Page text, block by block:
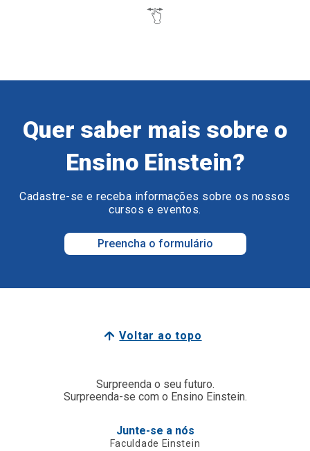
Quer saber mais sobre o
Ensino Einstein?
Cadastre-se e receba informações sobre os nossos
cursos e eventos.
Preencha o formulário
Voltar ao topo
Surpreenda o seu futuro.
Surpreenda-se com o Ensino Einstein.
Junte-se a nós
Faculdade Einstein